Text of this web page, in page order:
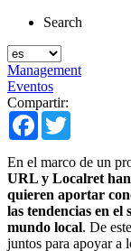
Search
Management
Eventos
Compartir:
Facebook
En el marco de un
URL y Localret
quieren aportar
las tendencias en el
mundo local. De
juntos para apoyar a